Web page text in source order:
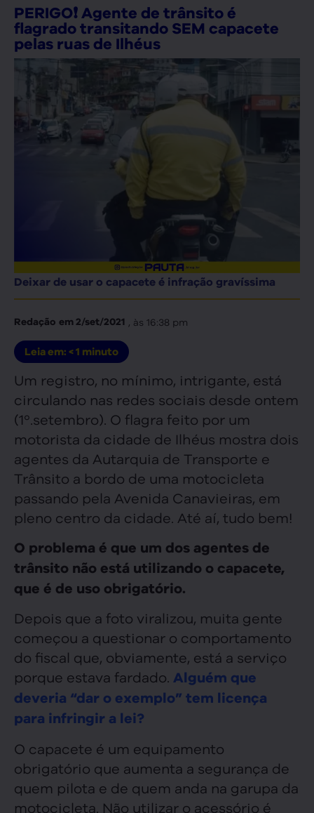
PERIGO❗ Agente de trânsito é
flagrado transitando SEM capacete
pelas ruas de Ilhéus
Deixar de usar o capacete é infração gravíssima
Redação em 2/set/2021 , às 16:38 pm
Leia em: < 1 minuto
Um registro, no mínimo, intrigante, está
circulando nas redes sociais desde ontem
(1º.setembro). O flagra feito por um
motorista da cidade de Ilhéus mostra dois
agentes da Autarquia de Transporte e
Trânsito a bordo de uma motocicleta
passando pela Avenida Canavieiras, em
pleno centro da cidade. Até aí, tudo bem!
O problema é que um dos agentes de
trânsito não está utilizando o capacete,
que é de uso obrigatório.
Depois que a foto viralizou, muita gente
começou a questionar o comportamento
do fiscal que, obviamente, está a serviço
porque estava fardado. Alguém que
deveria “dar o exemplo” tem licença
para infringir a lei?
O capacete é um equipamento
obrigatório que aumenta a segurança de
quem pilota e de quem anda na garupa da
motocicleta. Não utilizar o acessório é